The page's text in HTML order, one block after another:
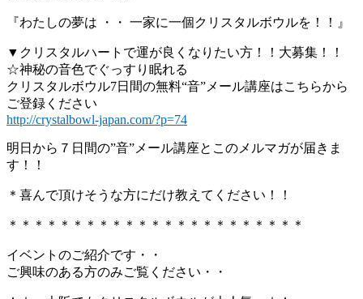
『わたしの夢は ・・ 一家に一個クリスタルボウルを！！』
▼クリスタルハートで運が良くなりたい方！！大募集！！
☆神秘の音色でぐっすり眠れる
クリスタルボウル7日間の無料“音”メール講座はこちらから
ご登録ください
http://crystalbowl-japan.com/?p=74
明日から７日間の”音”メール講座とこのメルマガが届きま
す！！
＊喜んで頂けそうな方にだけ教えてください！！
＊＊＊＊＊＊＊＊＊＊＊＊＊＊＊＊＊＊＊＊＊＊＊
イベントのご紹介です・・
ご興味のある方のみご覧ください・・